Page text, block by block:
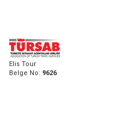
Elis Tour
Belge No: 9626